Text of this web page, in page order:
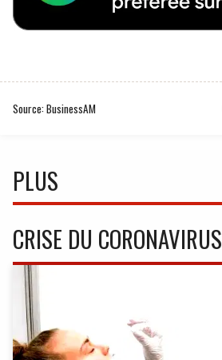
Source: BusinessAM
PLUS
CRISE DU CORONAVIRUS